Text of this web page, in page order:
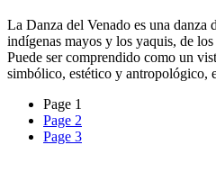
La Danza del Venado es una
indígenas mayos y los yaquis, de
Puede ser comprendido como un
simbólico, estético y antropológico,
Page 1
Page 2
Page 3